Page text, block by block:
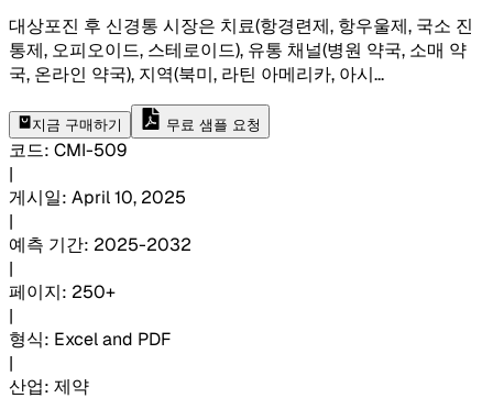
대상포진 후 신경통 시장은 치료(항경련제, 항우울제, 국소 진
통제, 오피오이드, 스테로이드), 유통 채널(병원 약국, 소매 약
국, 온라인 약국), 지역(북미, 라틴 아메리카, 아시...
지금 구매하기 무료 샘플 요청
코드: CMI-509
|
게시일: April 10, 2025
|
예측 기간: 2025-2032
|
페이지: 250+
|
형식: Excel and PDF
|
산업: 제약